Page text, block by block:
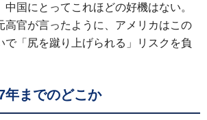
国にとってこれほどの好機はない。
高官が言ったように、アメリカはこの
で「尻を蹴り上げられる」リスクを負
年までのどこか